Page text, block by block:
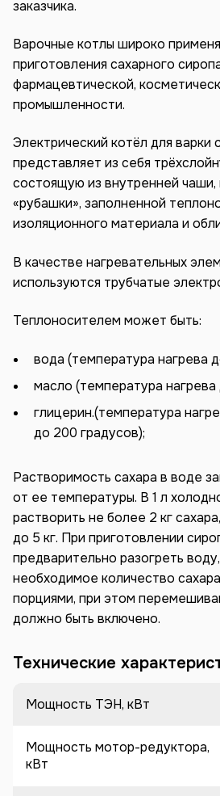
заказчика.
Варочные котлы широко
приготовления сахарного
фармацевтической,
промышленности.
Электрический котёл для варки
представляет из себя
состоящую из внутренней чаши,
«рубашки», заполненной
изоляционного материала и
В качестве нагревательных
используются трубчатые
Теплоносителем может быть:
вода (температура нагрева
масло (температура нагрева
глицерин.(температура
до 200 градусов);
Растворимость сахара в воде
от ее температуры. В 1 л
растворить не более 2 кг
до 5 кг. При приготовлении
предварительно разогреть
необходимое количество
порциями, при этом
должно быть включено.
Технические
Мощность ТЭН, кВт
Мощность мотор-редуктора,
кВт